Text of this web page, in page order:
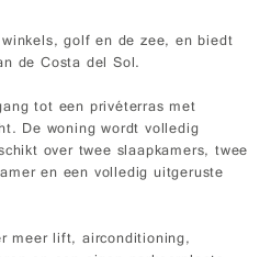
golf en de zee, en biedt
de Costa del Sol.
tot een privéterras met
De woning wordt volledig
over twee slaapkamers, twee
en een volledig uitgeruste
meer lift, airconditioning,